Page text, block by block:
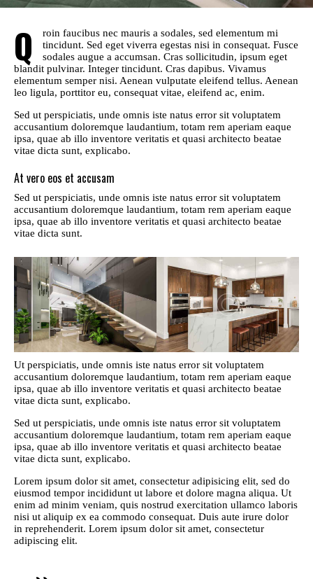
Q
roin faucibus nec mauris a sodales, sed elementum mi
tincidunt. Sed eget viverra egestas nisi in consequat. Fusce
sodales augue a accumsan. Cras sollicitudin, ipsum eget
blandit pulvinar. Integer tincidunt. Cras dapibus. Vivamus
elementum semper nisi. Aenean vulputate eleifend tellus. Aenean
leo ligula, porttitor eu, consequat vitae, eleifend ac, enim.
Sed ut perspiciatis, unde omnis iste natus error sit voluptatem
accusantium doloremque laudantium, totam rem aperiam eaque
ipsa, quae ab illo inventore veritatis et quasi architecto beatae
vitae dicta sunt, explicabo.
At vero eos et accusam
Sed ut perspiciatis, unde omnis iste natus error sit voluptatem
accusantium doloremque laudantium, totam rem aperiam eaque
ipsa, quae ab illo inventore veritatis et quasi architecto beatae
vitae dicta sunt.
Ut perspiciatis, unde omnis iste natus error sit voluptatem
accusantium doloremque laudantium, totam rem aperiam eaque
ipsa, quae ab illo inventore veritatis et quasi architecto beatae
vitae dicta sunt, explicabo.
Sed ut perspiciatis, unde omnis iste natus error sit voluptatem
accusantium doloremque laudantium, totam rem aperiam eaque
ipsa, quae ab illo inventore veritatis et quasi architecto beatae
vitae dicta sunt, explicabo.
Lorem ipsum dolor sit amet, consectetur adipisicing elit, sed do
eiusmod tempor incididunt ut labore et dolore magna aliqua. Ut
enim ad minim veniam, quis nostrud exercitation ullamco laboris
nisi ut aliquip ex ea commodo consequat. Duis aute irure dolor
in reprehenderit. Lorem ipsum dolor sit amet, consectetur
adipiscing elit.